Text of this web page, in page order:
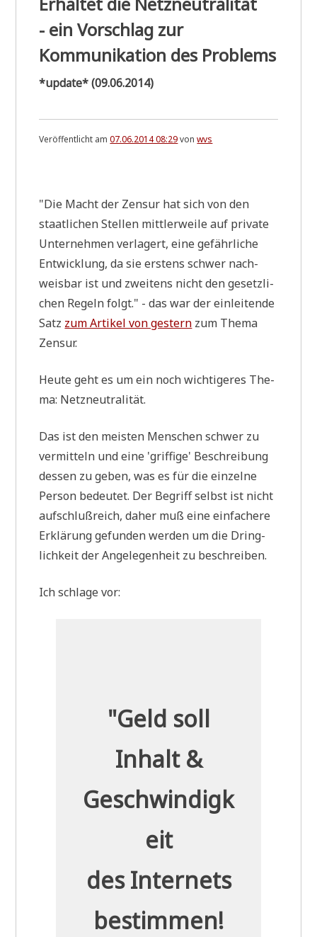
a
r
- ein Vorschlag zur
Kommunikation des Problems
*update* (09.06.2014)
Veröffentlicht am07.06.2014 08:29vonwvs
"Die Macht der Zen­sur hat sich von den
staat­li­chen Stel­len mitt­ler­wei­le auf pri­va­te
Unter­neh­men ver­la­gert, eine gefähr­li­che
Ent­wick­lung, da sie erstens schwer nach­
weis­bar ist und zwei­tens nicht den gesetz­li­
chen Regeln folgt." - das war der ein­lei­ten­de
Satz zum Arti­kel von gestern zum The­ma
Zensur.
Heu­te geht es um ein noch wich­ti­ge­res The­
ma: Netzneutralität.
Das ist den mei­sten Men­schen schwer zu
ver­mit­teln und eine 'grif­fi­ge' Beschrei­bung
des­sen zu geben, was es für die ein­zel­ne
Per­son bedeu­tet. Der Begriff selbst ist nicht
auf­schluß­reich, daher muß eine ein­fa­che­re
Erklä­rung gefun­den wer­den um die Dring­
lich­keit der Ange­le­gen­heit zu beschreiben.
Ich schla­ge vor:
"Geld soll
Inhalt &
Geschwindigk
eit
des Internets
bestimmen!